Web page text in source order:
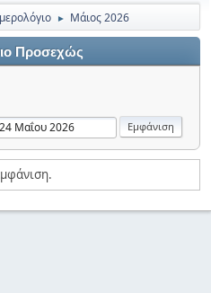
► Μάιος 2026
Προσεχώς